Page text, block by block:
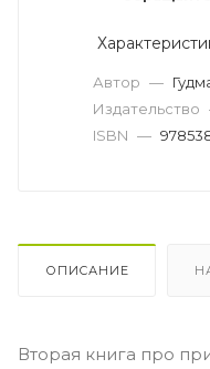
Автор —
Издательство
ISBN —
ОПИСАНИЕ
Вторая книга про